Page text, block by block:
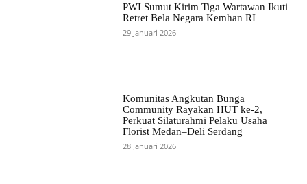
PWI Sumut Kirim Tiga Wartawan Ikuti
Retret Bela Negara Kemhan RI
29 Januari 2026
Komunitas Angkutan Bunga
Community Rayakan HUT ke-2,
Perkuat Silaturahmi Pelaku Usaha
Florist Medan–Deli Serdang
28 Januari 2026